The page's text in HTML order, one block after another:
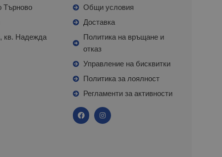
Търново
кв. Надежда
Общи условия
Доставка
Политика на връщане и
отказ
Управление на бисквитки
Политика за лоялност
Регламенти за активности